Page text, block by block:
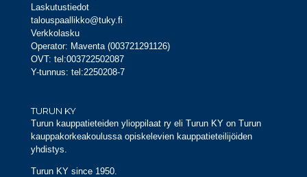
Laskutustiedot
talouspaallikko@tuky.fi
Verkkolasku
Operator: Maventa (003721291126)
OVT: tel:003722502087
Y-tunnus: tel:2250208-7
TURUN KY
Turun kauppatieteiden ylioppilaat ry eli Turun KY on Turun
kauppakorkeakoulussa opiskelevien kauppatieteilijöiden
yhdistys.
Turun KY since 1950.